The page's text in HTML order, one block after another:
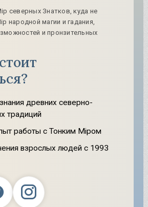
северных Знатков, куда не
народной магии и гадания,
и пронзительных
древних северно-
традиций
работы с Тонким Мiром
взрослых людей с 1993